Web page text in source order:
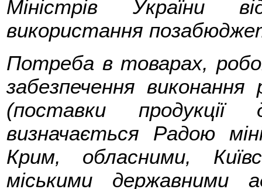
Міністрів України
використання
Потреба в товарах,
забезпечення виконання
(поставки продукції
визначається Радою
Крим, обласними,
міськими державними